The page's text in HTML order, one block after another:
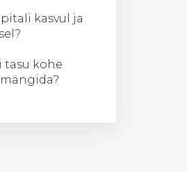
kasvul ja
tasu kohe